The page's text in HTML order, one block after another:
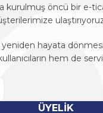
kurulmuş öncü bir
hayata
hem de
kurulmuş öncü bir e-
ÜYELİK